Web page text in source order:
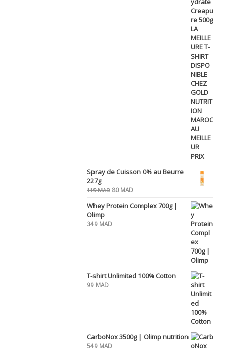
Spray de Cuisson 0% au Beurre
227g
119MAD Le
initial
119 MAD.
80MADLe
actuel
Whey Protein Complex 700g |
Olimp
349 MAD
T-shirt Unlimited 100% Cotton
99 MAD
CarboNox 3500g | Olimp nutrition
549 MAD